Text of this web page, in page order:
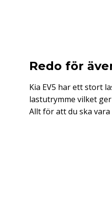
Redo för
Kia EV5 har ett stort
lastutrymme vilket
Allt för att du ska